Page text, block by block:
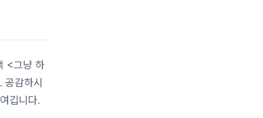
<그냥 하
감하시
깁니다.